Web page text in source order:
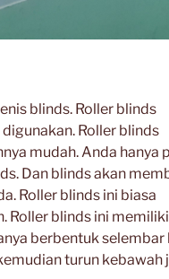
blinds. Roller blinds
Roller blinds
mudah. Anda hanya
Dan blinds akan
Roller blinds ini biasa
Roller blinds ini memiliki
berbentuk selembar
turun kebawah